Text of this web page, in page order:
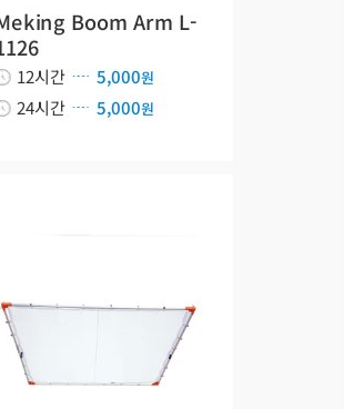
Boom Arm L-
12시간 5,000원
24시간 5,000원